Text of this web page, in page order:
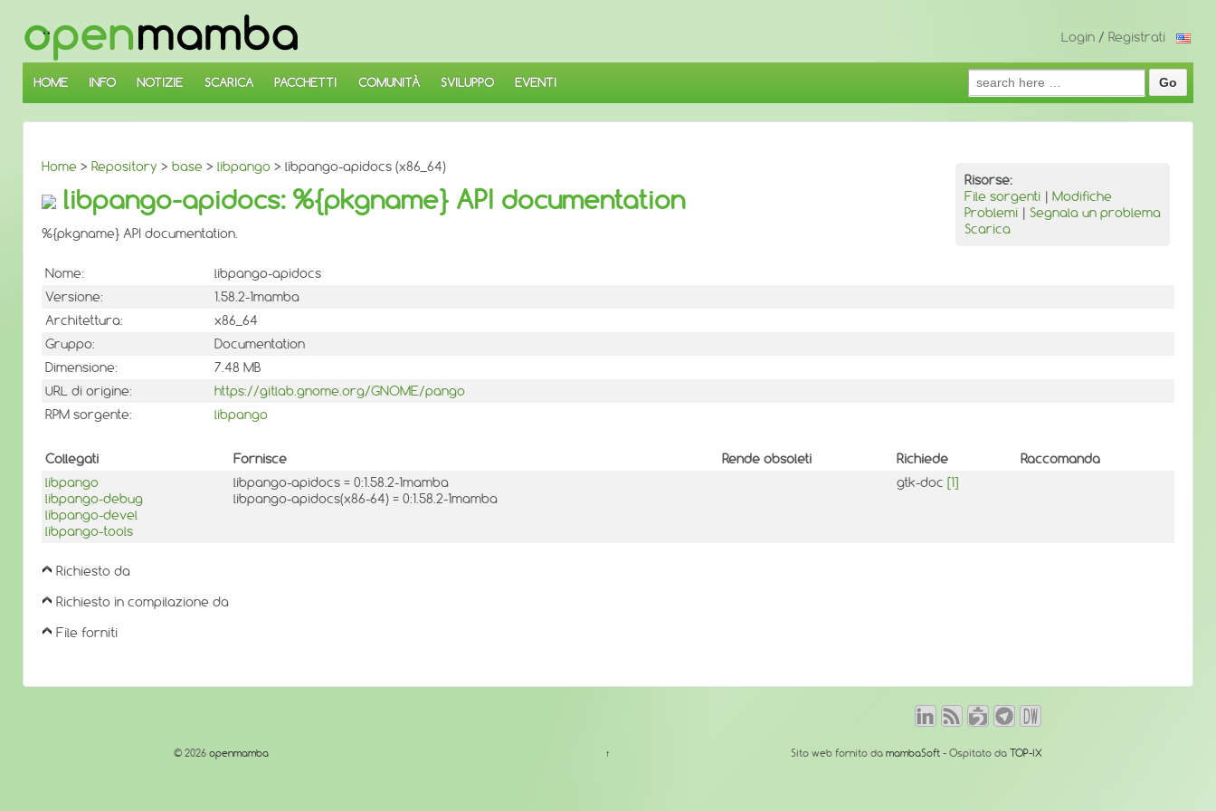
SALTA
AL
CONTENUTO
PRINCIPALE
Login / Registrati
HOME INFO NOTIZIE SCARICA PACCHETTI COMUNITÀ SVILUPPO EVENTI
Search
for:
Home > Repository > base > libpango > libpango-apidocs (x86_64)
Risorse:
File sorgenti | Modifiche
Problemi | Segnala un problema
Scarica
libpango-apidocs: %{pkgname} API documentation
%{pkgname} API documentation.
Nome:
libpango-apidocs
Versione:
1.58.2-1mamba
Architettura:
x86_64
Gruppo:
Documentation
Dimensione:
7.48 MB
URL di origine:
https://gitlab.gnome.org/GNOME/pango
RPM sorgente:
libpango
Collegati Fornisce Rende obsoleti Richiede
Raccomanda
libpango
libpango-debug
libpango-devel
libpango-tools
libpango-apidocs = 0:1.58.2-1mamba
libpango-apidocs(x86-64) = 0:1.58.2-1mamba
gtk-doc [1]
Richiesto da
Richiesto in compilazione da
File forniti
© 2026 openmamba ↑ Sito web fornito da mambaSoft- Ospitato da TOP-IX